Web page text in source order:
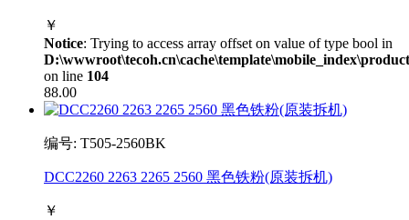
￥
Notice: Trying to access array offset on value of type bool in
on line 104
88.00
编号: T505-2560BK
DCC2260 2263 2265 2560 黑色铁粉(原装拆机)
￥